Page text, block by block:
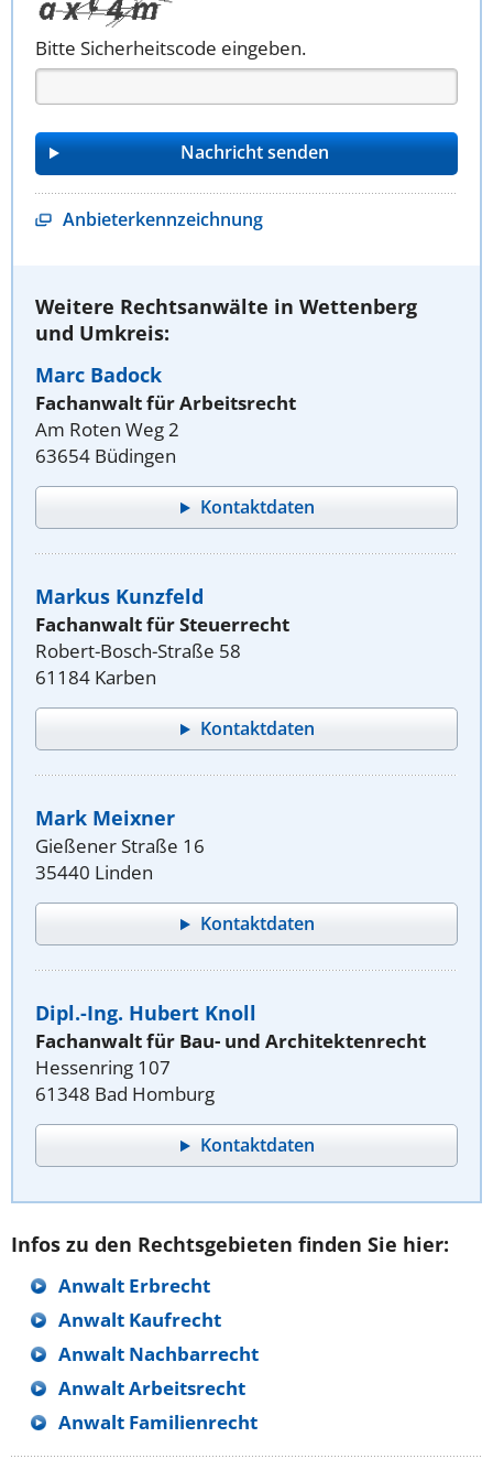
Bitte Sicherheitscode eingeben.
Anbieterkennzeichnung
Weitere Rechtsanwälte in Wettenberg
und Umkreis:
Marc Badock
Fachanwalt für Arbeitsrecht
Am Roten Weg 2
63654 Büdingen
Kontaktdaten
Markus Kunzfeld
Fachanwalt für Steuerrecht
Robert-Bosch-Straße 58
61184 Karben
Kontaktdaten
Mark Meixner
Gießener Straße 16
35440 Linden
Kontaktdaten
Dipl.-Ing. Hubert Knoll
Fachanwalt für Bau- und Architektenrecht
Hessenring 107
61348 Bad Homburg
Kontaktdaten
Infos zu den Rechtsgebieten finden Sie hier:
Anwalt Erbrecht
Anwalt Kaufrecht
Anwalt Nachbarrecht
Anwalt Arbeitsrecht
Anwalt Familienrecht